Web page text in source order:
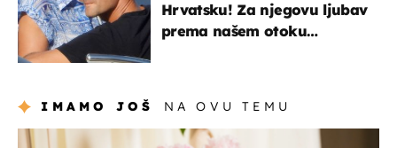
Hrvatsku! Za njegovu ljubav
prema našem otoku
IMAMO JOŠ NA OVU TEMU
moda & ljepota